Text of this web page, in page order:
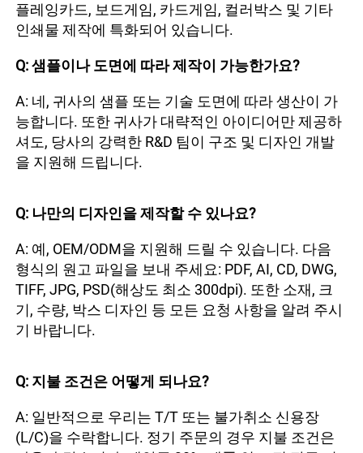
플레잉카드, 보드게임, 카드게임, 컬러박스 및 기타
인쇄물 제작에 특화되어 있습니다.
Q: 샘플이나 도면에 따라 제작이 가능한가요?
A: 네, 귀사의 샘플 또는 기술 도면에 따라 생산이 가
능합니다. 또한 귀사가 대략적인 아이디어만 제공하
셔도, 당사의 강력한 R&D 팀이 구조 및 디자인 개발
을 지원해 드립니다.
Q: 나만의 디자인을 제작할 수 있나요?
A: 예, OEM/ODM을 지원해 드릴 수 있습니다. 다음
형식의 원고 파일을 보내 주세요: PDF, AI, CD, DWG,
TIFF, JPG, PSD(해상도 최소 300dpi). 또한 소재, 크
기, 수량, 박스 디자인 등 모든 요청 사항을 알려 주시
기 바랍니다.
Q: 지불 조건은 어떻게 되나요?
A: 일반적으로 우리는 T/T 또는 불가취소 신용장
(L/C)을 수락합니다. 정기 주문의 경우 지불 조건은